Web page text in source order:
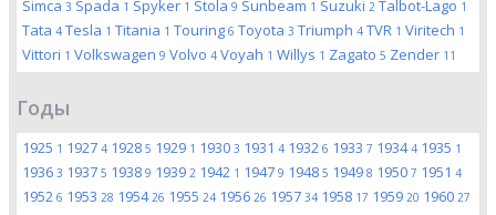
Simca 3 Spada 1 Spyker 1 Stola 9 Sunbeam 1 Suzuki 2 Talbot-Lago 1
Tata 4 Tesla 1 Titania 1 Touring 6 Toyota 3 Triumph 4 TVR 1 Viritech 1
Vittori 1 Volkswagen 9 Volvo 4 Voyah 1 Willys 1 Zagato 5 Zender 11
Годы
1925 1 1927 4 1928 5 1929 1 1930 3 1931 4 1932 6 1933 7 19344 1935 1
1936 3 1937 5 1938 9 1939 2 1942 1 1947 9 1948 5 1949 8 1950 7 1951 4
1952 6 1953 28 195426 1955 24 1956 26 1957 34 1958 17 1959 20 1960 27